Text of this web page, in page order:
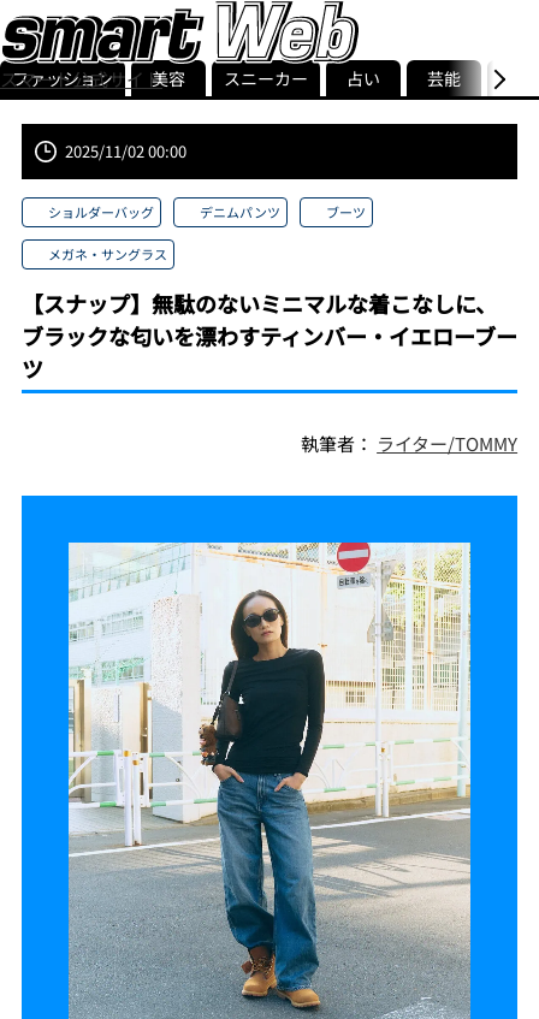
スマート公式サイト
smart最新号
記事一覧ランキング
ストリ
ファッション 美容 スニーカー 占い 芸能 グル
2025/11/02 00:00
ショルダーバッグ デニムパンツ ブーツ
メガネ・サングラス
【スナップ】無駄のないミニマルな着こなしに、
ブラックな匂いを漂わすティンバー・イエローブー
ツ
執筆者： ライター/TOMMY